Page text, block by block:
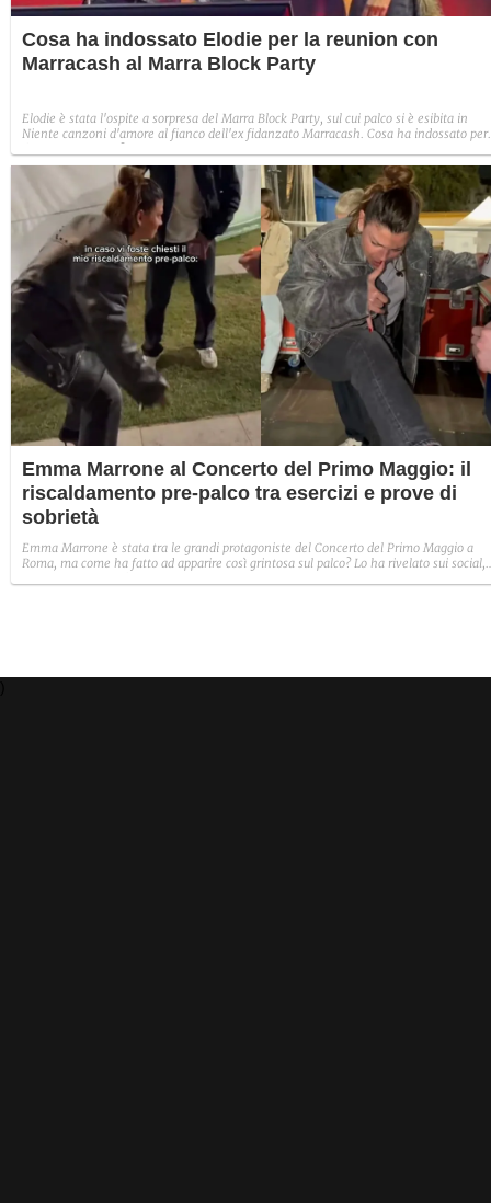
Cosa ha indossato Elodie per la reunion con
Marracash al Marra Block Party
Elodie è stata l'ospite a sorpresa del Marra Block Party, sul cui palco si è esibita in
Niente canzoni d'amore al fianco dell'ex fidanzato Marracash. Cosa ha indossato per
l'esclusivo evento?
Emma Marrone al Concerto del Primo Maggio: il
riscaldamento pre-palco tra esercizi e prove di
sobrietà
Emma Marrone è stata tra le grandi protagoniste del Concerto del Primo Maggio a
Roma, ma come ha fatto ad apparire così grintosa sul palco? Lo ha rivelato sui social,